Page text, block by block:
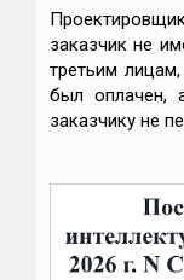
заказчик не
третьим
был оплачен,
заказчику не